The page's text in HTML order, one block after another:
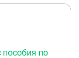
Должен
по